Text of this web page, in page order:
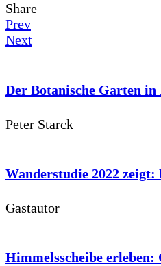
Share
Prev
Next
Der Botanische Garten
Peter Starck
Wanderstudie 2022
Gastautor
Himmelsscheibe erleben: